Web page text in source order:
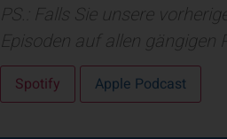
PS.: Falls Sie unsere
Episoden auf allen gängigen
Spotify Apple Podcast